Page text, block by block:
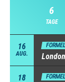
6
TAGE
16
AUG.
18